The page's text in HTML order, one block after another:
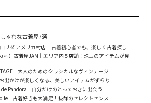
ゃれな古着屋7選
リダ アメリカ村店｜古着初心者でも、楽しく古着探し
】古着屋JAM｜エリア内５店舗！珠玉のアイテムが見
｜大人のためのクラシカルなヴィンテージ
出かけが楽しくなる、美しいアイテムがずらり
Pandora｜自分だけのとっておきに出会う
｜古着好きも大満足！抜群のセレクトセンス